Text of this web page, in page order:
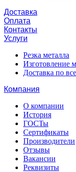
Доставка
Оплата
Контакты
Услуги
Резка металла
Изготовление
Доставка по
Компания
О компании
История
ГОСТы
Сертификаты
Производители
Отзывы
Вакансии
Реквизиты